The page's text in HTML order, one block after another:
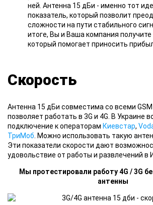
ней. Антенна 15 дБи - именно тот
показатель, который позволит
сложности на пути стабильного
итоге, Вы и Ваша компания получите
который помогает приносить
Скорость
Антенна 15 дБи совместима со всеми
позволяет работать в 3G и 4G. В Украине
подключение к операторам Киевстар,
ТриМоб . Можно использовать такую
Эти показатели скорости дают
удовольствие от работы и развлечений в
Мы протестировали работу 4G / 3G
антенны